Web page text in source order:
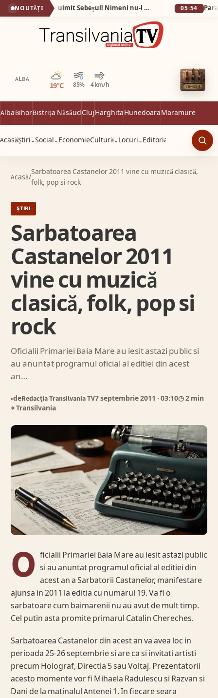
NOUTĂȚI Fotografiile care au uimit Sebeșul! Nimeni nu-l mai recunoaște pe Eugen după ce a slăbit 60 de kilograme în 9 luni! 05:54
ALBA
19°C 85% 4 km/h
Parțial noros
AlbaBihorBistrița NăsăudClujHarghitaHunedoaraMaramureș
AcasăȘtiri ⌄Social ⌄ EconomieCultură ⌄ Locuri ⌄ Editorial
Acasă/
Sarbatoarea Castanelor 2011 vine cu muzică clasică,
folk, pop si rock
ȘTIRI
Sarbatoarea
Castanelor 2011
vine cu muzică
clasică, folk, pop si
rock
Oficialii Primariei Baia Mare au iesit astazi public si
au anuntat programul oficial al editiei din acest
an…
●deRedacția Transilvania TV7 septembrie 2011 · 03:10◷ 2 min
⌖ Transilvania
O ficialii Primariei Baia Mare au iesit astazi public
si au anuntat programul oficial al editiei din
acest an a Sarbatorii Castanelor, manifestare
ajunsa in 2011 la editia cu numarul 19. Va fi o
sarbatoare cum baimarenii nu au avut de mult timp.
Cel putin asta promite primarul Catalin Chereches.
Sarbatoarea Castanelor din acest an va avea loc in
perioada 25-26 septembrie si are ca si invitati artisti
precum Holograf, Directia 5 sau Voltaj. Prezentatorii
acesto momente vor fi Mihaela Radulescu si Razvan si
Dani de la matinalul Antenei 1. In fiecare seara